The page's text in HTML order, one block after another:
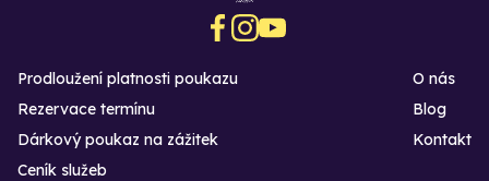
Prodloužení platnosti poukazu
Rezervace termínu
Dárkový poukaz na zážitek
O nás
Blog
Kontakt
Ceník služeb